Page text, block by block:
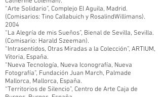
“Arte Solidario”, Complejo El Aguila, Madrid.
(Comisarios: Tino Callabuich y RosalindWillimans).
2004
“La Alegría de mis Sueños”, Bienal de Sevilla, Sevilla.
(Comisario: Harald Szeeman).
“Intrasentidos, Otras Miradas a la Colección”, ARTIUM,
Vitoria, España.
“Nueva Tecnología, Nueva Iconografía, Nueva
Fotografía”, Fundación Juan March, Palmade
Mallorca, Mallorca, España.
“Territorios de Silencio”, Centro de Arte Caja de